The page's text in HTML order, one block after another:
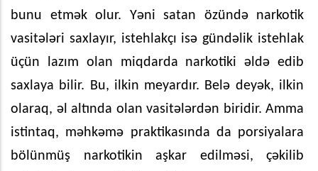
bunu etmək olur. Yəni satan özündə narkotik
vasitələri saxlayır, istehlakçı isə gündəlik istehlak
üçün lazım olan miqdarda narkotiki əldə edib
saxlaya bilir. Bu, ilkin meyardır. Belə deyək, ilkin
olaraq, əl altında olan vasitələrdən biridir. Amma
istintaq, məhkəmə praktikasında da porsiyalara
bölünmüş narkotikin aşkar edilməsi, çəkilib